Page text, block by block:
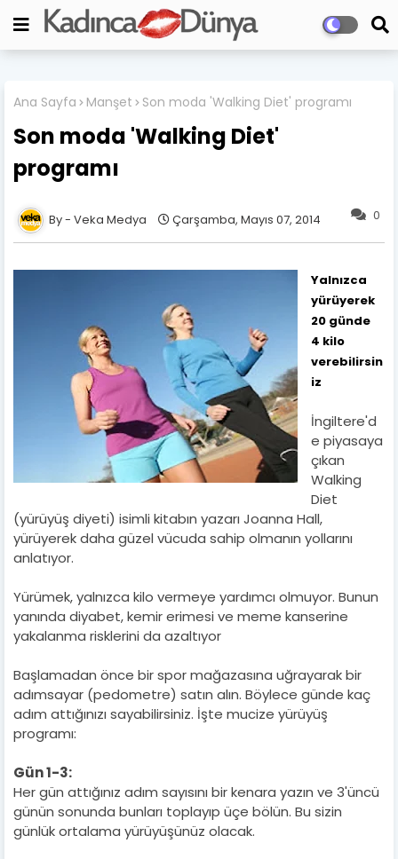
Ana Sayfa Manşet Son moda 'Walking Diet' programı
Son moda 'Walking Diet'
programı
0
Veka Medya Çarşamba, Mayıs 07, 2014
Yalnızca
yürüyerek
20 günde
4 kilo
verebilirsin
iz
İngiltere'd
e piyasaya
çıkan
Walking
Diet
(yürüyüş diyeti) isimli kitabın yazarı Joanna Hall,
yürüyerek daha güzel vücuda sahip olmanın yollarını
anlatıyor.
Yürümek, yalnızca kilo vermeye yardımcı olmuyor. Bunun
yanında diyabet, kemir erimesi ve meme kanserine
yakalanma risklerini da azaltıyor
Başlamadan önce bir spor mağazasına uğrayarak bir
adımsayar (pedometre) satın alın. Böylece günde kaç
adım attığınızı sayabilirsiniz. İşte mucize yürüyüş
programı:
Gün 1-3:
Her gün attığınız adım sayısını bir kenara yazın ve 3'üncü
günün sonunda bunları toplayıp üçe bölün. Bu sizin
günlük ortalama yürüyüşünüz olacak.